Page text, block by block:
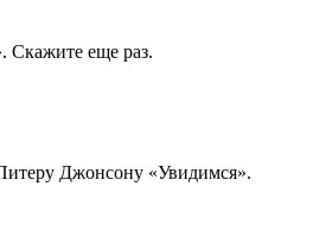
Скажите еще раз.
Джонсону «Увидимся».